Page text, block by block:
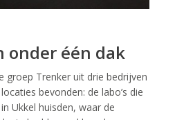
onder één dak
groep Trenker uit drie bedrijven
bevonden: de labo’s die
Ukkel huisden, waar de